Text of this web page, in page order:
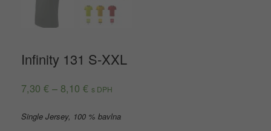
Infinity 131 S-XXL
7,30 € – 8,10 € s DPH
Single Jersey, 100 % bavlna